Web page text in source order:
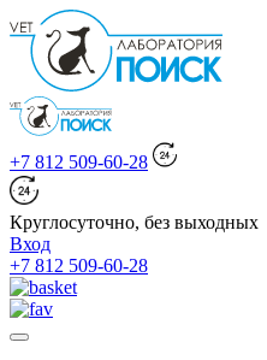
+7 812 509-60-28
Круглосуточно, без выходных
Вход
+7 812 509-60-28